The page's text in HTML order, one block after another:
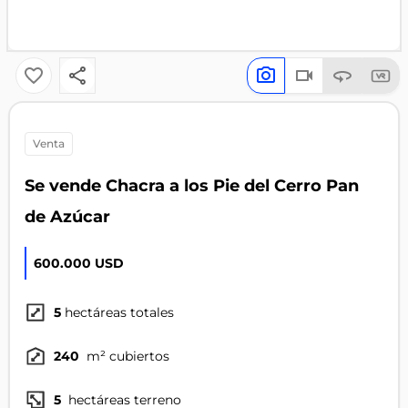
venta
Se vende Chacra a los Pie del Cerro Pan
de Azúcar
600.000 USD
5 hectáreas totales
240 m² cubiertos
5 hectáreas terreno